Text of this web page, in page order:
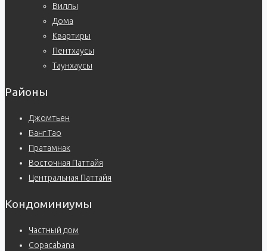
Виллы
Дома
Квартиры
Пентхаусы
Таунхаусы
Районы
Джомтьен
Банг Тао
Пратамнак
Восточная Паттайя
Центральная Паттайя
Кондоминиумы
Частный дом
Copacabana